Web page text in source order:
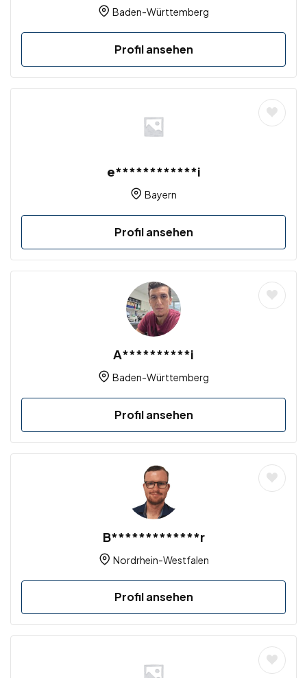
Baden-Württemberg
Profil ansehen
e************i
Bayern
Profil ansehen
A**********i
Baden-Württemberg
Profil ansehen
B*************r
Nordrhein-Westfalen
Profil ansehen